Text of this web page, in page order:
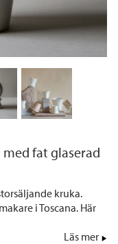
fat glaserad
kruka.
i Toscana. Här
Läs mer